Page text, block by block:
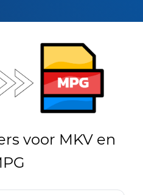
voor MKV en